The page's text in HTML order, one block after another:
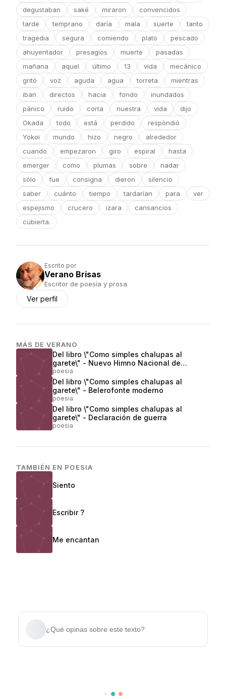
degustaban
saké miraron
convencidos
tarde
temprano daría mala suerte
tanto
tragedia
segura comiendo plato
pescado
ahuyentador
presagios muerte
pasadas
mañana
aquel último 13 vida
mecánico
gritó
voz aguda agua torreta
mientras
iban
directos hacia fondo
inundados
pánico
ruido corta nuestra vida
dijo
Okada
todo está perdido
respòndió
Yokoi
mundo hizo negro
alrededor
cuando
empezaron giro espiral
hasta
emerger
como plumas sobre
nadar
sólo
fue consigna dieron
silencio
saber
cuánto tiempo tardarían para
ver
espejismo
crucero izara
cansancios
cubierta.
Escrito por
Verano Brisas
Escritor de poesía y prosa
Ver perfil
MÁS DEVERANO
Del libro \"Como simples chalupas al
garete\" - Nuevo Himno Nacional de
Colombia
poesia
Del libro \"Como simples chalupas al
garete\" - Belerofonte moderno
poesia
Del libro \"Como simples chalupas al
garete\" - Declaración de guerra
poesia
TAMBIÉN EN POESIA
Siento
Escribir ?
Me encantan
¿Qué opinas sobre este texto?